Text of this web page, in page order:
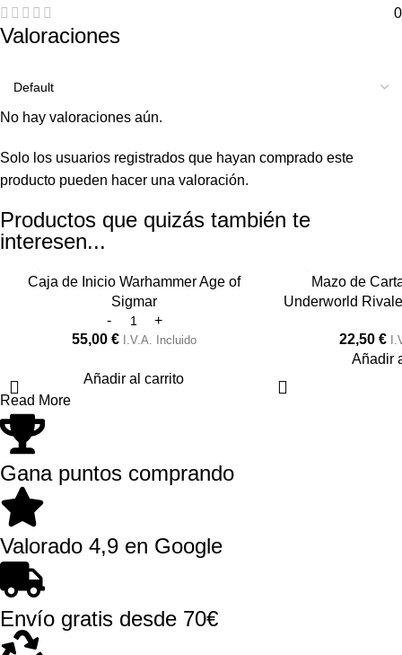
0
Valoraciones
No hay valoraciones aún.
Solo los usuarios registrados que hayan comprado este
producto pueden hacer una valoración.
Productos que quizás también te
interesen...
Caja de Inicio Warhammer Age of
Sigmar
55,00 € I.V.A. Incluido
Añadir al carrito
Mazo de
Underworld
22,50€
Añadir
Read More
Gana puntos comprando
Valorado 4,9 en Google
Envío gratis desde 70€